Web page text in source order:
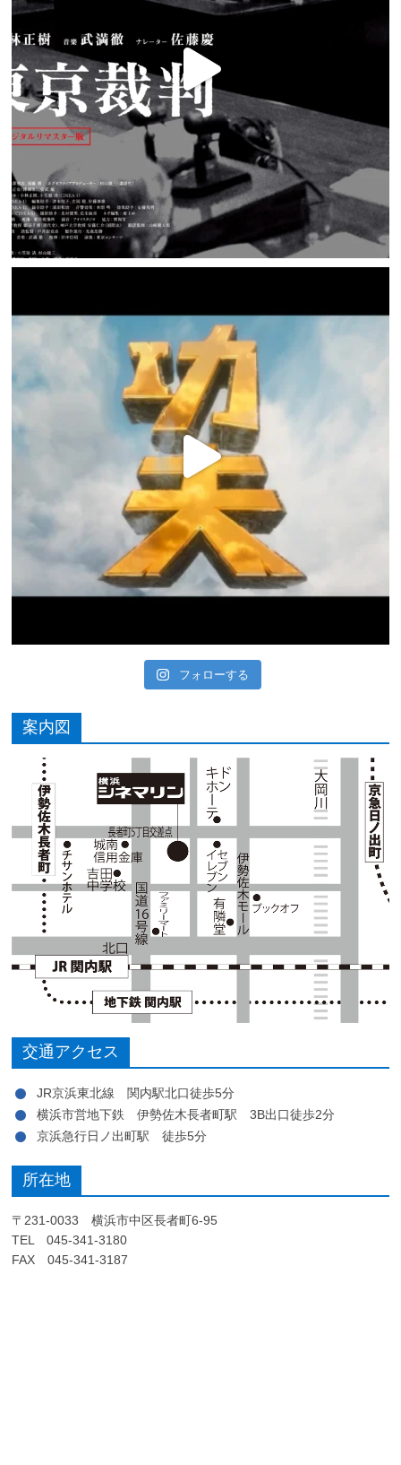
フォローする
案内図
交通アクセス
JR京浜東北線 関内駅北口徒歩5分
横浜市営地下鉄 伊勢佐木長者町駅 3B出口徒歩2分
京浜急行日ノ出町駅 徒歩5分
所在地
〒231-0033 横浜市中区長者町6-95
TEL 045-341-3180
FAX 045-341-3187